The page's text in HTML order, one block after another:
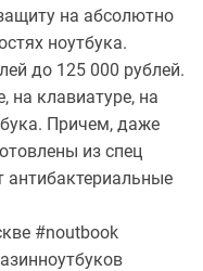
на абсолютно
ноутбука.
до 125 000 рублей.
на клавиатуре, на
Причем, даже
из спец
антибактериальные
#noutbook